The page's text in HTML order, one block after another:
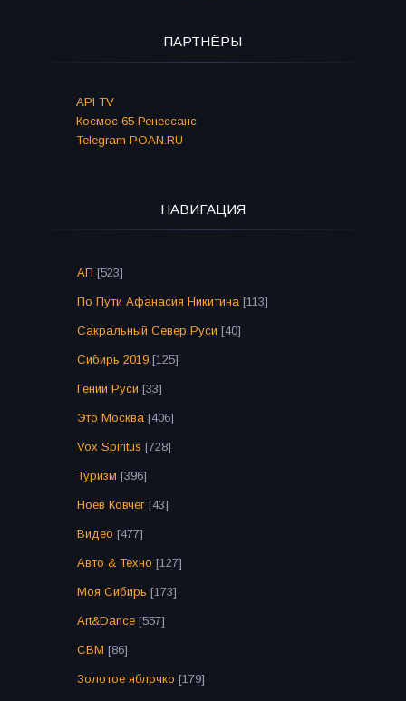
ПАРТНЁРЫ
API TV
Космос 65 Ренессанс
Telegram POAN.RU
НАВИГАЦИЯ
АП [523]
По Пути Афанасия Никитина [113]
Сакральный Север Руси [40]
Сибирь 2019 [125]
Гении Руси [33]
Это Москва [406]
Vox Spiritus [728]
Туризм [396]
Ноев Ковчег [43]
Видео [477]
Авто & Техно [127]
Моя Сибирь [173]
Art&Dance [557]
СВМ [86]
Золотое яблочко [179]